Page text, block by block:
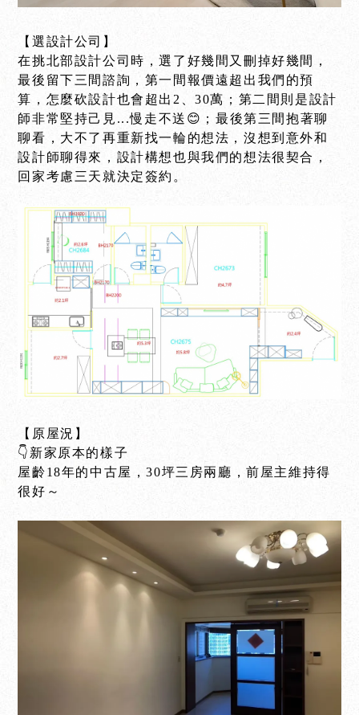
【選設計公司】
在挑北部設計公司時，選了好幾間又刪掉好幾間，
最後留下三間諮詢，第一間報價遠超出我們的預
算，怎麼砍設計也會超出2、30萬；第二間則是設計
師非常堅持己見...慢走不送😊；最後第三間抱著聊
聊看，大不了再重新找一輪的想法，沒想到意外和
設計師聊得來，設計構想也與我們的想法很契合，
回家考慮三天就決定簽約。
【原屋況】
👇新家原本的樣子
屋齡18年的中古屋，30坪三房兩廳，前屋主維持得
很好～